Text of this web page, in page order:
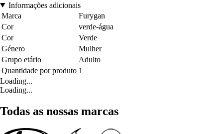
Informações adicionais
Marca
Furygan
Cor
verde-água
Cor
Verde
Género
Mulher
Grupo etário
Adulto
Quantidade por produto 1
Loading...
Loading...
Todas as nossas marcas